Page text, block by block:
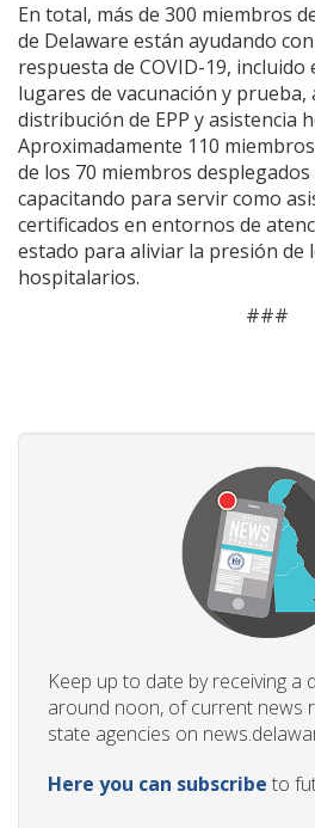
En total, más de 300 miembros
de Delaware están ayudando
respuesta de COVID-19, incluido
lugares de vacunación y prueba,
distribución de EPP y asistencia
Aproximadamente 110
de los 70 miembros
capacitando para servir como
certificados en entornos de
estado para aliviar la presión de
hospitalarios.
###
Keep up to date by receiving a
around noon, of current news
state agencies on
Here you can subscribe to